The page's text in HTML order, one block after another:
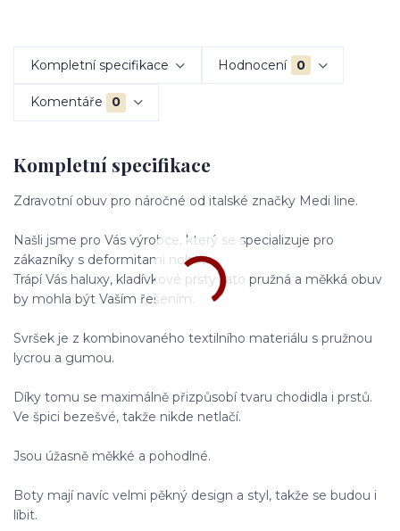
Kompletní specifikace Hodnocení 0
Komentáře 0
Kompletní specifikace
Zdravotní obuv pro náročné od italské značky Medi line.
Našli jsme pro Vás výrobce, který se specializuje pro
zákazníky s deformitami nohou.
Trápí Vás haluxy, kladívkové prsty tato pružná a měkká obuv
by mohla být Vaším řešením.
Svršek je z kombinovaného textilního materiálu s pružnou
lycrou a gumou.
Díky tomu se maximálně přizpůsobí tvaru chodidla i prstů.
Ve špici bezešvé, takže nikde netlačí.
Jsou úžasně měkké a pohodlné.
Boty mají navíc velmi pěkný design a styl, takže se budou i
líbit.